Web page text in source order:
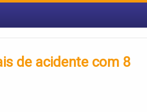
de acidente com 8